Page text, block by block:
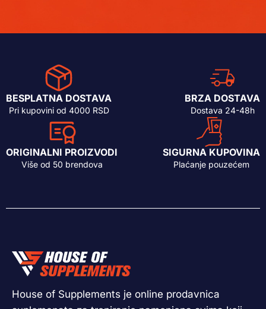
BESPLATNA DOSTAVA
Pri kupovini od 4000 RSD
BRZA DOSTAVA
Dostava 24-48h
ORIGINALNI PROIZVODI
Više od 50 brendova
SIGURNA KUPOVINA
Plaćanje pouzećem
House of Supplements je online prodavnica